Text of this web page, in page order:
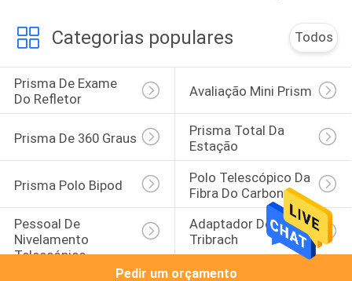
Categorias populares Todos
Prisma De Exame
Do Refletor
Avaliação Mini Prism
Prisma De 360 Graus
Prisma Total Da
Estação
Prisma Polo Bipod
Polo Telescópico Da
Fibra Do Carbono
Pessoal De
Nivelamento
Telescópico
Adaptador De
Tribrach
Pedir um orçamento